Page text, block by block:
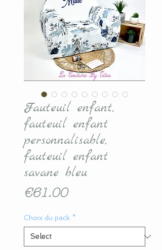
Fauteuil enfant,
fauteuil enfant
personnalisable,
fauteuil enfant
savane bleu
€61.00Price
Choix du pack *